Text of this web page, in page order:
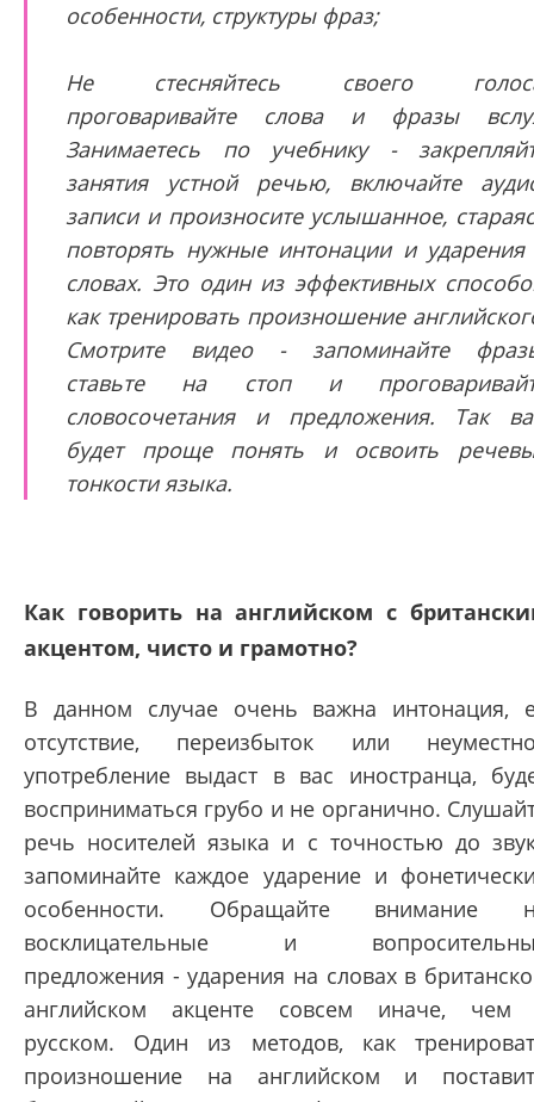
особенности, структуры фраз;
Не стесняйтесь своего
проговаривайте слова и фразы
Занимаетесь по учебнику -
занятия устной речью, включайте
записи и произносите услышанное,
повторять нужные интонации и ударения
словах. Это один из эффективных
как тренировать произношение
Смотрите видео - запоминайте
ставьте на стоп и
словосочетания и предложения. Так
будет проще понять и освоить
тонкости языка.
Как говорить на английском с
акцентом, чисто и грамотно?
В данном случае очень важна интонация,
отсутствие, переизбыток или
употребление выдаст в вас иностранца,
восприниматься грубо и не органично.
речь носителей языка и с точностью до
запоминайте каждое ударение и
особенности. Обращайте внимание
восклицательные и
предложения - ударения на словах в
английском акценте совсем иначе, чем
русском. Один из методов, как
произношение на английском и